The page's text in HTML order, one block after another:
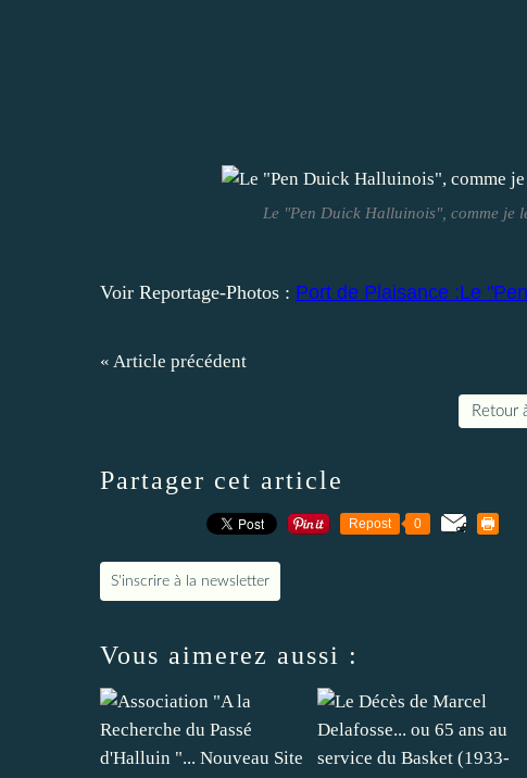
Le "Pen Duick Halluinois", comme je
Voir Reportage-Photos : Port de Plaisance :Le
« Article précédent
Retour
Partager cet article
Repost 0
S'inscrire à la newsletter
Vous aimerez aussi :